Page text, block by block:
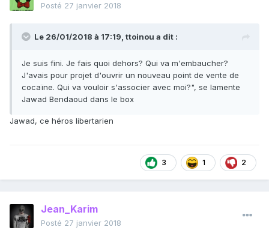
Posté 27 janvier 2018
Le 26/01/2018 à 17:19, ttoinou a dit :
Je suis fini. Je fais quoi dehors? Qui va m'embaucher?
J'avais pour projet d'ouvrir un nouveau point de vente de
cocaïne. Qui va vouloir s'associer avec moi?", se lamente
Jawad Bendaoud dans le box
Jawad, ce héros libertarien
3 1 2
Jean_Karim
Posté 27 janvier 2018